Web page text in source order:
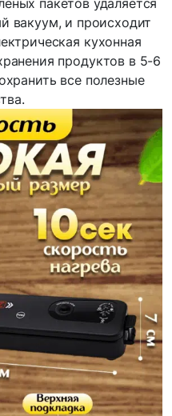
пакетов удаляется
вакуум, и происходит
кухонная
продуктов в 5-6
все полезные